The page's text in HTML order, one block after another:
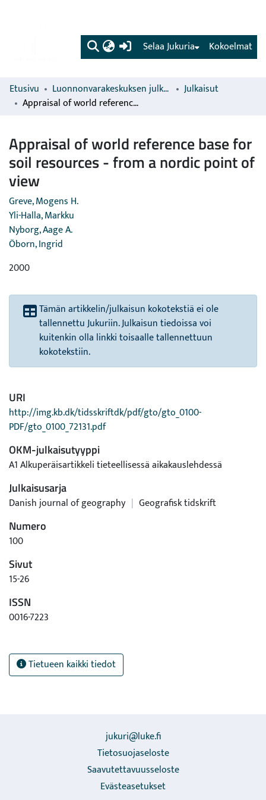
(current) Kokoelmat
Selaa Jukuria
Etusivu Luonnonvarakeskuksen julkaisut
Julkaisut
Appraisal of world reference base for soil resources - from a nordic point of view
Appraisal of world reference base for
soil resources - from a nordic point of
view
Greve, Mogens H.
Yli-Halla, Markku
Nyborg, Aage A.
Öborn, Ingrid
2000
Tämän artikkelin/julkaisun kokotekstiä ei ole
tallennettu Jukuriin. Julkaisun tiedoissa voi
kuitenkin olla linkki toisaalle tallennettuun
kokotekstiin.
URI
http://img.kb.dk/tidsskriftdk/pdf/gto/gto_0100-
PDF/gto_0100_72131.pdf
OKM-julkaisutyyppi
A1 Alkuperäisartikkeli tieteellisessä aikakauslehdessä
Julkaisusarja
Danish journal of geography | Geografisk tidskrift
Numero
100
Sivut
15-26
ISSN
0016-7223
Tietueen kaikki tiedot
jukuri@luke.fi
Tietosuojaseloste
Saavutettavuusseloste
Evästeasetukset